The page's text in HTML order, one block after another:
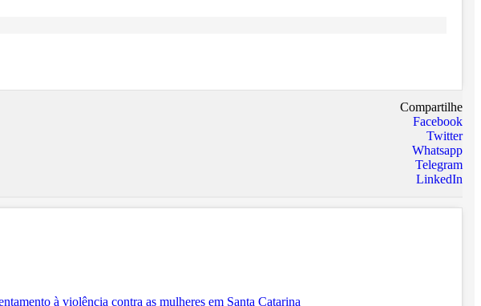
Compartilhe
Facebook
Twitter
Whatsapp
Telegram
LinkedIn